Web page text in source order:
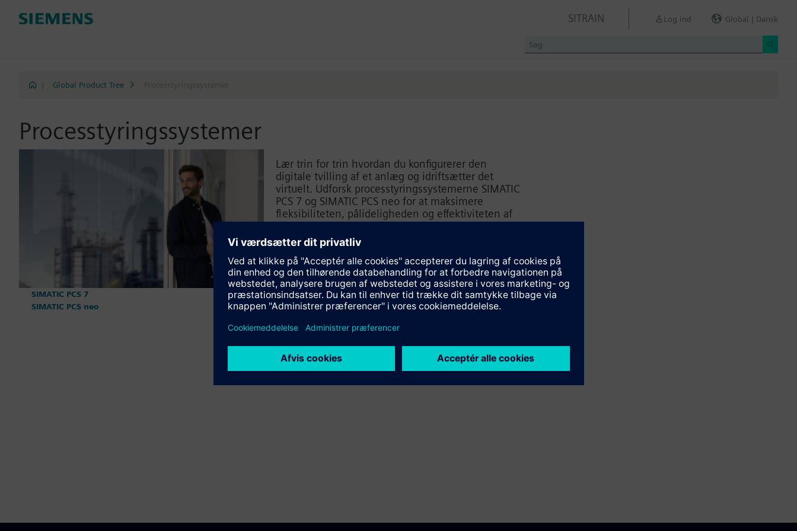
SITRAIN Log ind Global | Dansk
Global Product Tree Processtyringssystemer
Processtyringssystemer
Lær trin for trin hvordan du konfigurerer den
digitale tvilling af et anlæg og idriftsætter det
virtuelt. Udforsk processtyringssystemerne SIMATIC
PCS 7 og SIMATIC PCS neo for at maksimere
fleksibiliteten, pålideligheden og effektiviteten af
SIMATIC PCS 7
SIMATIC PCS neo